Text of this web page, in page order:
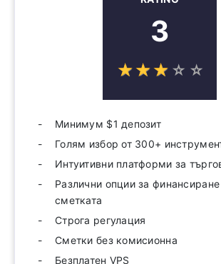
3
☆☆☆ ☆ ☆
★★★ ★ ★
Минимум $1 депозит
Голям избор от 300+
Интуитивни платформи за
Различни опции за
сметката
Строга регулация
Сметки без комисионна
Безплатен VPS